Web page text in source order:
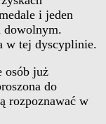
i jeden
dowolnym.
w tej dyscyplinie.
osób już
do
rozpoznawać w